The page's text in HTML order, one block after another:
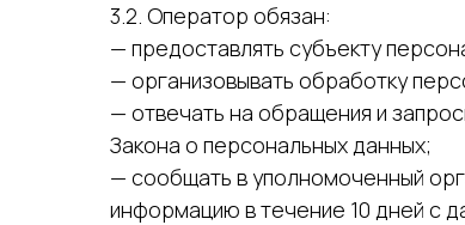
3.2. Оператор обязан:
— предоставлять субъекту
— организовывать обработку
— отвечать на обращения и
Закона о персональных данных;
— сообщать в уполномоченный
информацию в течение 10 дней с